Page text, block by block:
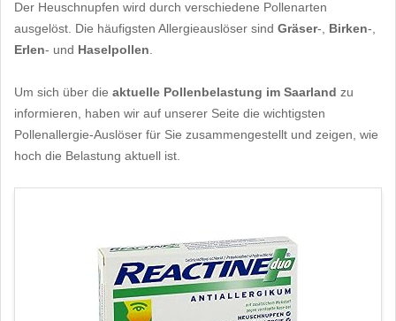
Der Heuschnupfen wird durch verschiedene Pollenarten
ausgelöst. Die häufigsten Allergieauslöser sind Gräser-, Birken-,
Erlen- und Haselpollen
Um sich über die aktuelle Pollenbelastung im Saarland zu
informieren, haben wir auf unserer Seite die wichtigsten
Pollenallergie-Auslöser für Sie zusammengestellt und zeigen, wie
hoch die Belastung aktuell ist.